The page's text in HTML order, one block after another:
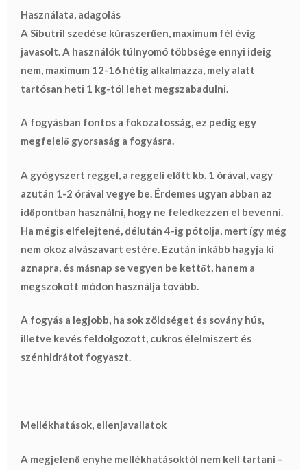
Használata, adagolás
A Sibutril szedése kúraszerűen, maximum fél évig
javasolt. A használók túlnyomó többsége ennyi ideig
nem, maximum 12-16 hétig alkalmazza, mely alatt
tartósan heti 1 kg-tól lehet megszabadulni.
A fogyásban fontos a fokozatosság, ez pedig egy
megfelelő gyorsaság a fogyásra.
A gyógyszert reggel, a reggeli előtt kb. 1 órával, vagy
azután 1-2 órával vegye be. Érdemes ugyan abban az
időpontban használni, hogy ne feledkezzen el bevenni.
Ha mégis elfelejtené, délután 4-ig pótolja, mert így még
nem okoz alvászavart estére. Ezután inkább hagyja ki
aznapra, és másnap se vegyen be kettőt, hanem a
megszokott módon használja tovább.
A fogyás a legjobb, ha sok zöldséget és sovány hús,
illetve kevés feldolgozott, cukros élelmiszert és
szénhidrátot fogyaszt.
Mellékhatások, ellenjavallatok
A megjelenő enyhe mellékhatásoktól nem kell tartani –